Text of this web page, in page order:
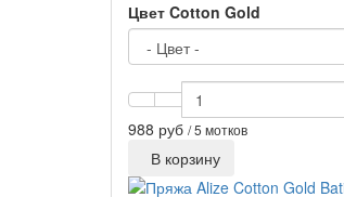
Цвет Cotton Gold
988 руб / 5 мотков
В корзину